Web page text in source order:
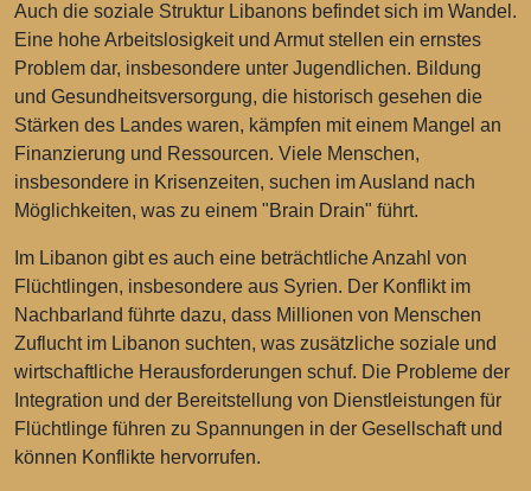
Auch die soziale Struktur Libanons befindet sich im Wandel.
Eine hohe Arbeitslosigkeit und Armut stellen ein ernstes
Problem dar, insbesondere unter Jugendlichen. Bildung
und Gesundheitsversorgung, die historisch gesehen die
Stärken des Landes waren, kämpfen mit einem Mangel an
Finanzierung und Ressourcen. Viele Menschen,
insbesondere in Krisenzeiten, suchen im Ausland nach
Möglichkeiten, was zu einem "Brain Drain" führt.
Im Libanon gibt es auch eine beträchtliche Anzahl von
Flüchtlingen, insbesondere aus Syrien. Der Konflikt im
Nachbarland führte dazu, dass Millionen von Menschen
Zuflucht im Libanon suchten, was zusätzliche soziale und
wirtschaftliche Herausforderungen schuf. Die Probleme der
Integration und der Bereitstellung von Dienstleistungen für
Flüchtlinge führen zu Spannungen in der Gesellschaft und
können Konflikte hervorrufen.